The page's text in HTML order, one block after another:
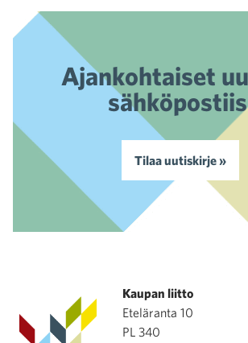
Ajankohtaiset
Tilaa uutiskirje »
Kaupan liitto
Eteläranta 10
PL 340